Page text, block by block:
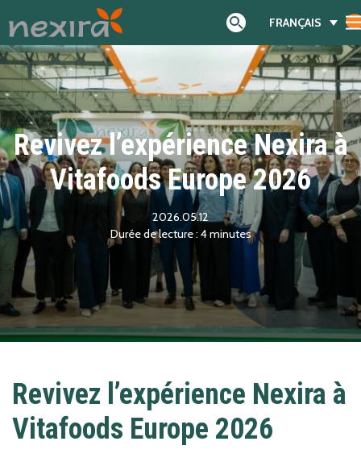
FRANÇAIS
Revivez l’expérience Nexira à
Vitafoods Europe 2026
2026.05.12
4minutes
Revivez l’expérience Nexira à
Vitafoods Europe 2026